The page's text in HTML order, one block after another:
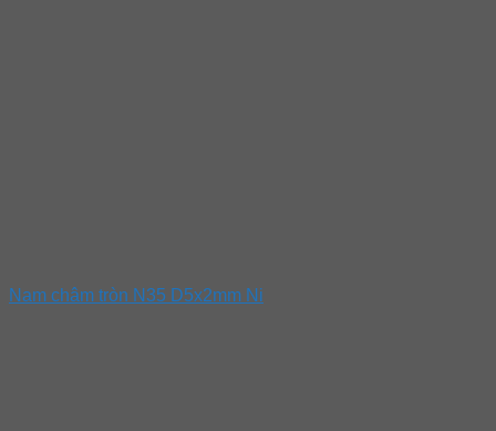
Nam châm tròn N35 D5x2mm Ni